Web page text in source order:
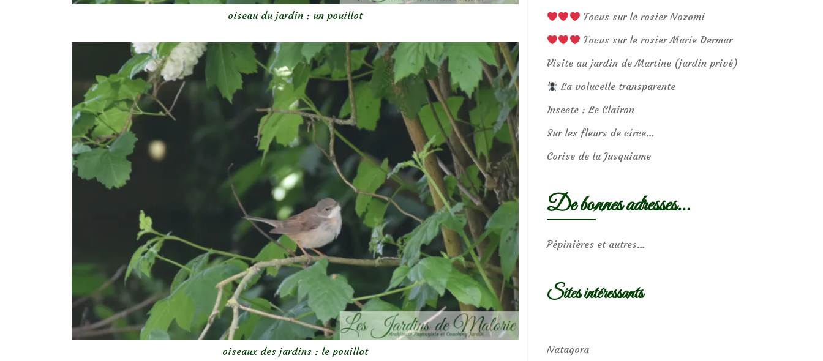
oiseau du jardin : un pouillot
oiseaux des jardins : le pouillot
Focus sur le rosier Nozomi
Focus sur le rosier Marie Dermar
Visite au jardin de Martine (jardin privé)
La volucelle transparente
Insecte : Le Clairon
Sur les fleurs de circe…
Corise de la Jusquiame
De bonnes adresses…
Pépinières et autres…
Sites intéressants
Natagora